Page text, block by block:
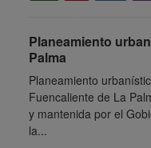
Planeamiento
Palma
Planeamiento
Fuencaliente de La
y mantenida por el
la...